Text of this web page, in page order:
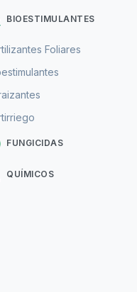
BIOESTIMULANTES
Foliares
FUNGICIDAS
QUÍMICOS